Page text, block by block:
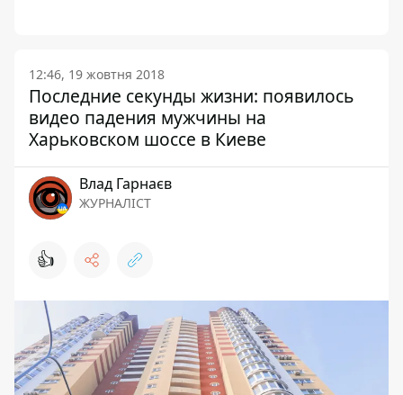
12:46, 19 жовтня 2018
Последние секунды жизни: появилось
видео падения мужчины на
Харьковском шоссе в Киеве
Влад Гарнаєв
ЖУРНАЛІСТ
👍